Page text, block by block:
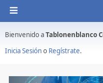
Bienvenido aTablonenblanco
Inicia Sesióno Regístrate.